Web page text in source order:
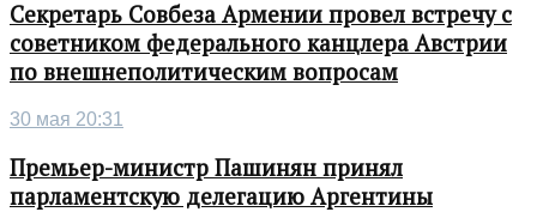
Секретарь Совбеза Армении провел встречу с
советником федерального канцлера Австрии
по внешнеполитическим вопросам
30 мая 20:31
Премьер-министр Пашинян принял
парламентскую делегацию Аргентины